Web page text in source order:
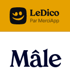
Aller au contenu
Mâle